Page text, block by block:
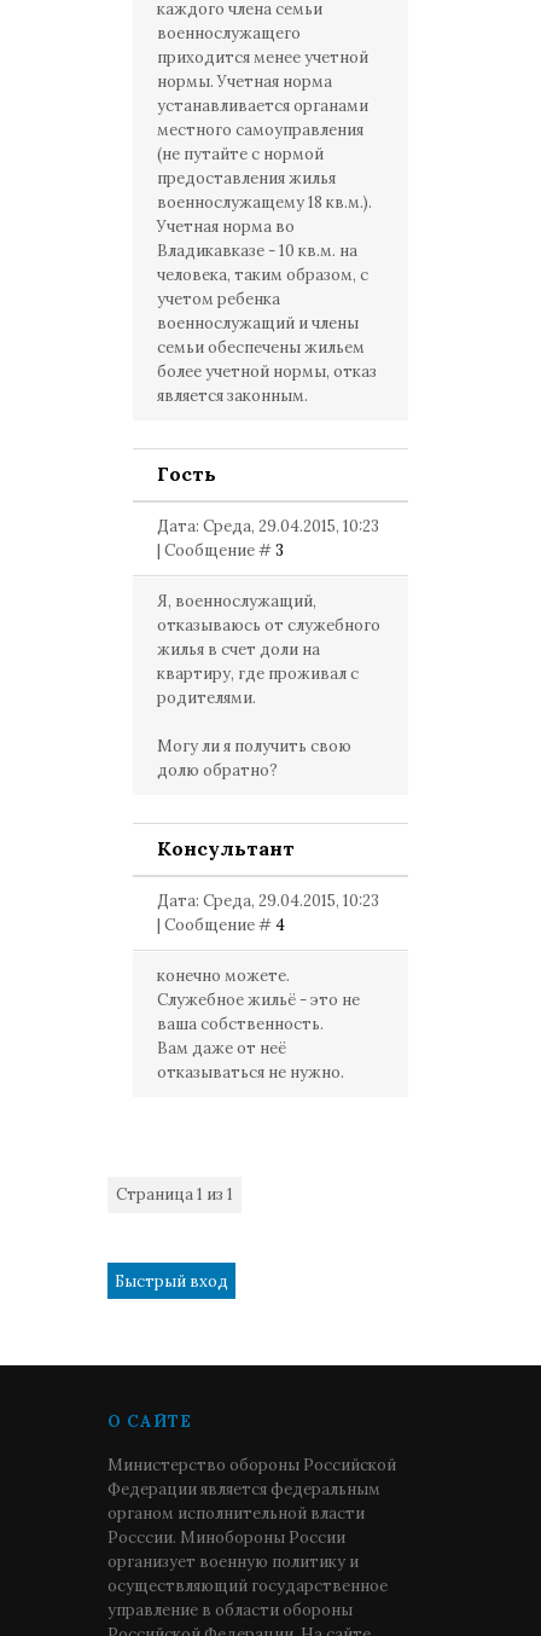
Спасибо.
каждого члена семьи
военнослужащего
приходится менее учетной
нормы. Учетная норма
устанавливается органами
местного самоуправления
(не путайте с нормой
предоставления жилья
военнослужащему 18 кв.м.).
Учетная норма во
Владикавказе - 10 кв.м. на
человека, таким образом, с
учетом ребенка
военнослужащий и члены
семьи обеспечены жильем
более учетной нормы, отказ
является законным.
Гость
Дата: Среда, 29.04.2015, 10:23
| Сообщение #3
Я, военнослужащий,
отказываюсь от служебного
жилья в счет доли на
квартиру, где проживал с
родителями.
Могу ли я получить свою
долю обратно?
Консультант
Дата: Среда, 29.04.2015, 10:23
| Сообщение #4
конечно можете.
Служебное жильё - это не
ваша собственность.
Вам даже от неё
отказываться не нужно.
Страница1 из 1
О САЙТЕ
Министерство обороны Российской
Федерации является федеральным
органом исполнительной власти
Росссии. Минобороны России
организует военную политику и
осуществляющий государственное
управление в области обороны